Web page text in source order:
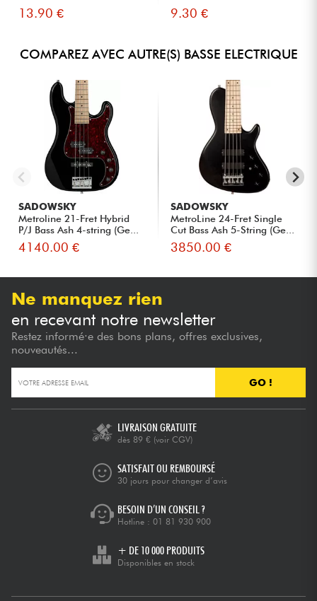
13.90 € 9.30 €
COMPAREZ AVEC AUTRE(S) BASSE ELECTRIQUE
SADOWSKY
Metroline 21-Fret Hybrid
P/J Bass Ash 4-string (Ge...
4140.00 €
SADOWSKY
MetroLine 24-Fret Single
Cut Bass Ash 5-String (Ge...
3850.00 €
Ne manquez rien
en recevant notre newsletter
Restez informé·e des bons plans, offres exclusives,
nouveautés...
GO !
LIVRAISON GRATUITE
dès 89 € (voir CGV)
SATISFAIT OU REMBOURSÉ
30 jours pour changer d’avis
BESOIN D’UN CONSEIL ?
Hotline : 01 81 930 900
+ DE 10 000 PRODUITS
Disponibles en stock